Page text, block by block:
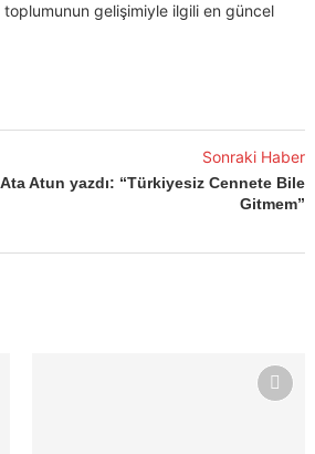
gelişimiyle ilgili en güncel
Sonraki Haber
Atun yazdı: “Türkiyesiz Cennete Bile
Gitmem”